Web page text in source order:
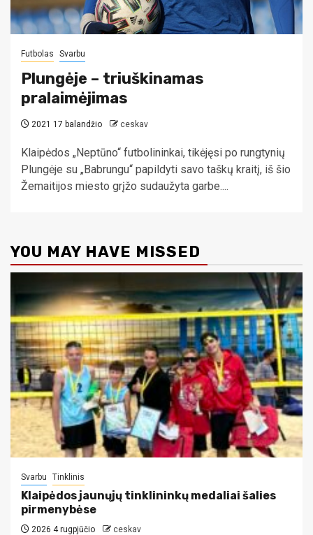
Futbolas Svarbu
Plungėje – triuškinamas
pralaimėjimas
2021 17 balandžio ceskav
Klaipėdos „Neptūno“ futbolininkai, tikėjęsi po rungtynių
Plungėje su „Babrungu“ papildyti savo taškų kraitį, iš šio
Žemaitijos miesto grįžo sudaužyta garbe....
YOU MAY HAVE MISSED
Svarbu Tinklinis
Klaipėdos jaunųjų tinklininkų medaliai šalies
pirmenybėse
2026 4 rugpjūčio ceskav